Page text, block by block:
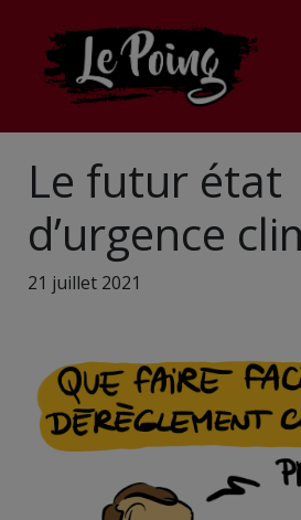
Le futur état
d’urgence
21 juillet 2021